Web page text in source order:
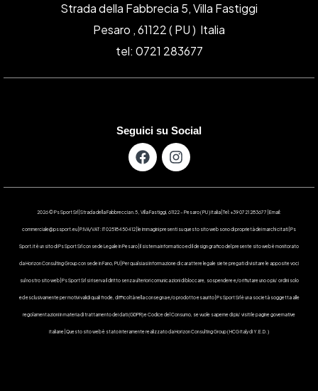
Strada della Fabbrecia 5, Villa Fastiggi
Pesaro , 61122 ( PU ) Italia
tel: 0721 283677
Seguici su Social
2026 © Ps Sport Srl | Strada della Fabbreccia n.5 , Villa Fastiggi, 61122 – Pesaro ( PU ) Italia | Tel: +39 0721 283677 | Email:
commerciale@pssport.eu | P.IVA/VAT : IT 02518450412 | le immagini presenti su questo sito web sono di proprietà dei marchi citati | Ps
Sport.it è un sito di Ps Sport Srl con sede Legale in Pesaro | Il sistema informatico ed il design grafico del presente sito web è monitorato
da Horizon Consulting Group con sede in Fano, PU | Per qualsiasi informazione di carattere legale siete pregati di visitare le apposite voci
sul nostro sito web | Ps Sport Srl si riserva il diritto senza ulteriori comunicazioni di bloccare, sospendere e/o rifiutare uno o piu’ ordini solo
ed esclusivamente per motivi validi quali frode, difficoltà nella consegna e/o prodotto esaurito | Ps Sport Srl è una società soggetta alle
regolamentazioni in materia di trattamento dei dati (GDPR) e Codice del Consumo, se vuole saperne di piu’ visiti le pagine governative
italiane | Questo sito web è stato interamente realizzato da Horizon Consulting Group ( HCG Italy di Y.E.D. )